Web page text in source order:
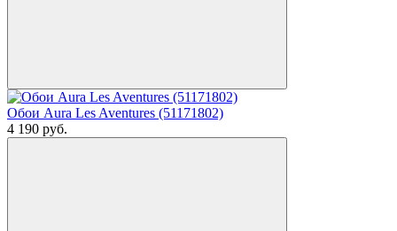
Обои Aura Les Aventures (51171802)
4 190 руб.